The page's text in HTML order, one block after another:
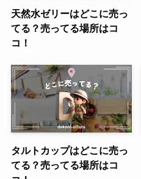
天然水ゼリーはどこに売っ
てる？売ってる場所はコ
コ！
タルトカップはどこに売っ
てる？売ってる場所はコ